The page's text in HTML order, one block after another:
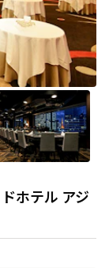
ホテル アジ